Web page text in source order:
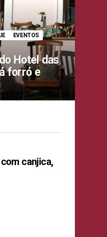
EVENTOS
Hotel das
forró e
canjica,